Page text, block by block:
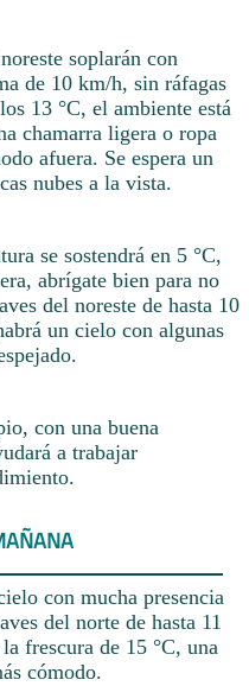
soplarán con
de 10 km/h, sin ráfagas
13 °C, el ambiente está
chamarra ligera o ropa
afuera. Se espera un
nubes a la vista.
se sostendrá en 5 °C,
abrígate bien para no
del noreste de hasta 10
un cielo con algunas
con una buena
a trabajar
con mucha presencia
del norte de hasta 11
frescura de 15 °C, una
cómodo.